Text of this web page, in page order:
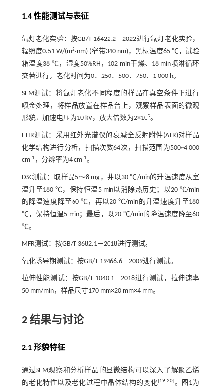
1.4 性能测试与表征
氙灯老化实验：按GB/T 16422.2—2022进行氙灯老化实验，
辐照度0.51 W/(m2·nm) (窄带340 nm)，黑标温度65 ℃，试验
箱温度38 ℃，湿度50%RH，102 min干燥、18 min喷淋循环
交替进行，老化时间为0、250、500、750、1 000 h。
SEM测试：将氙灯老化不同程度的样品在真空条件下进行
喷金处理，将样品放置在样品台上，观察样品表面的微观
形貌，加速电压为10 kV，放大倍数为2×105。
FTIR测试：采用红外光谱仪的衰减全反射附件(ATR)对样品
化学结构进行分析，扫描次数64次，扫描范围为500~4 000
cm-1 ，分辨率为4 cm-1。
DSC测试：取样品5～8 mg，并以30 ℃/min的升温速度从室
温升至180 ℃，保持恒温5 min以消除热历史；以20 ℃/min
的降温速度降至60 ℃，再以20 ℃/min的升温速度升至180
℃，保持恒温5 min；最后，以20 ℃/min的降温速度降至60
℃。
MFR测试：按GB/T 3682.1—2018进行测试。
氧化诱导期测试：按GB/T 19466.6—2009进行测试。
拉伸性能测试：按GB/T 1040.1—2018进行测试，拉伸速率
50 mm/min，样品尺寸170 mm×20 mm×4 mm。
2 结果与讨论
2.1 形貌特征
通过SEM观察和分析样品的显微结构可以深入了解聚乙烯
的老化特性以及老化过程中晶体结构的变化[19-20]。 图1为